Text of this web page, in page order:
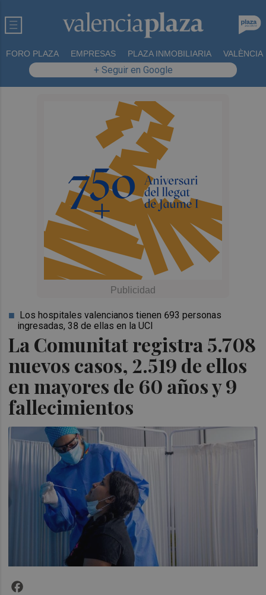
FORO PLAZA EMPRESAS PLAZA INMOBILIARIA VALÈNCIA
+ Seguir en Google
La Comunitat registra 5.708
nuevos casos, 2.519 de ellos
en mayores de 60 años y 9
fallecimientos
Los hospitales valencianos tienen 693 personas
ingresadas, 38 de ellas en la UCI